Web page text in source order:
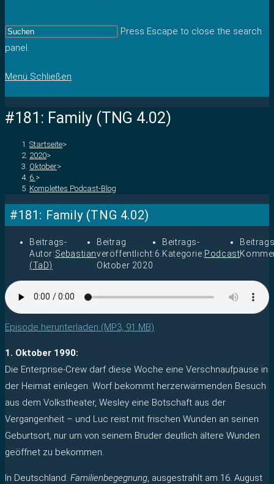
Press Escape to close the search
panel.
Menü Schließen
#181: Family (TNG 4.02)
Startseite>
2020>
Oktober>
6. >
Komplettes Podcast-Blog
#181: Family (TNG 4.02)
Beitrags-
Autor:Sebastian
(TaD)
Beitrag
veröffentlicht:6.
Oktober 2020
Beitrags-
Kategorie:Podcast
Episode herunterladen (MP3, 91 MB)
1. Oktober 1990:
Die Enterprise-Crew darf diese Woche eine Verschnaufpause in
der Heimat einlegen. Worf bekommt herzerwärmenden Besuch
aus dem Volkstheater, Wesley eine Botschaft aus der
Vergangenheit – und Luc reist mit frischen Wunden an seinen
Geburtsort, nur um von seinem Bruder deutlich ältere Wunden
geöffnet zu bekommen.
In Deutschland: Familienbegegnung, ausgestrahlt am 16. August